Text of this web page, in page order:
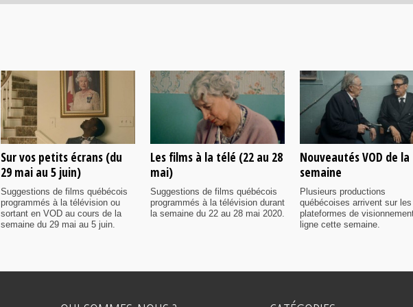
Sur vos petits écrans (du
29 mai au 5 juin)
Suggestions de films québécois
programmés à la télévision ou
sortant en VOD au cours de la
semaine du 29 mai au 5 juin.
Les films à la télé (22 au 28
mai)
Suggestions de films québécois
programmés à la télévision durant
la semaine du 22 au 28 mai 2020.
Nouveautés VOD de la
semaine
Plusieurs productions
québécoises arrivent sur les
plateformes de
ligne cette semaine.